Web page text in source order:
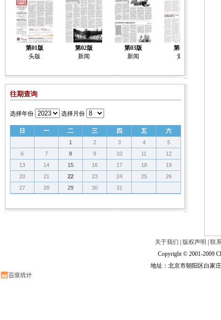
第01版
头版
第02版
新闻
第03版
新闻
第04版
党建
往期查询
选择年份 选择月份
日 一 二 三 四 五 六
1 2 3 4
5
6
7 8 9 10 11
12
13
14 15 16 17 18
19
20
21 22 23 24 25
26
27
28 29 30 31
关于我们 版权声明
联
Copyright © 2001-2009
地址：北京市朝阳区白家